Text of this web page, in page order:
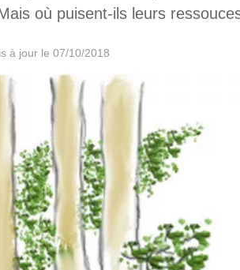
où puisent-ils leurs
à jour le 07/10/2018